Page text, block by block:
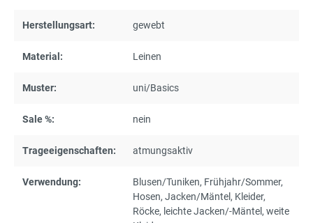
Herstellungsart: gewebt
Material: Leinen
Muster: uni/Basics
Sale %: nein
Trageeigenschaften: atmungsaktiv
Verwendung: Blusen/Tuniken, Frühjahr/Sommer,
Hosen, Jacken/Mäntel , Kleider,
Röcke, leichte Jacken/-Mäntel , weite